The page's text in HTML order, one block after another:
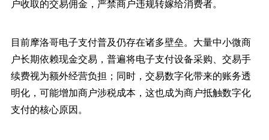
户收取的交易佣金，严禁商户违规转嫁给消费者。
目前摩洛哥电子支付普及仍存在诸多壁垒。大量中小微商
户长期依赖现金交易，普遍将电子支付设备采购、交易手
续费视为额外经营负担；同时，交易数字化带来的账务透
明化，可能增加商户涉税成本，这也成为商户抵触数字化
支付的核心原因。